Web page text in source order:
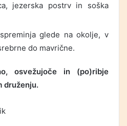
jezerska postrv in soška
glede na okolje, v
do mavrične.
osvežujoče in (po)ribje
druženju.